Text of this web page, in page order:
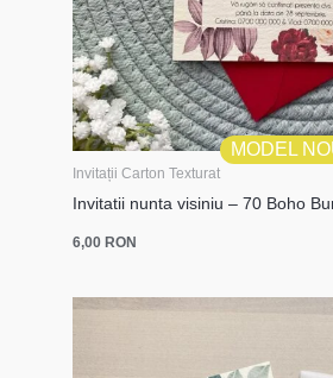
MODEL
Invitații Carton Texturat
Invitatii nunta visiniu – 70 Boho
6,00RON